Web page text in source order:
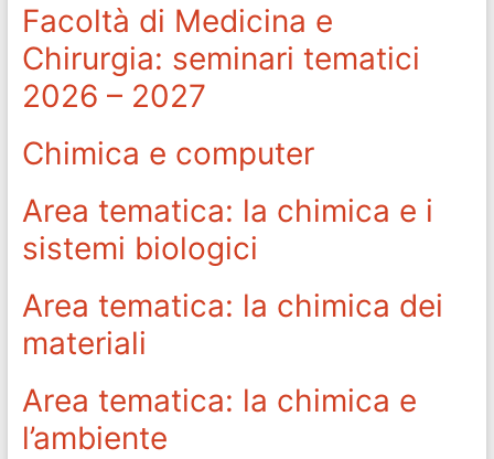
Facoltà di Medicina e
Chirurgia: seminari tematici
2026 – 2027
Chimica e computer
Area tematica: la chimica e i
sistemi biologici
Area tematica: la chimica dei
materiali
Area tematica: la chimica e
l’ambiente